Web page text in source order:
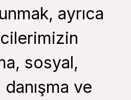
ayrıca
sosyal,
ve